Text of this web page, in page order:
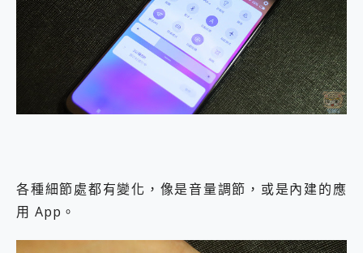
各種細節處都有變化，像是音量調節，或是內建的應
用 App。